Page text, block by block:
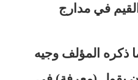
في مدارج
ذكره المؤلف وجيه